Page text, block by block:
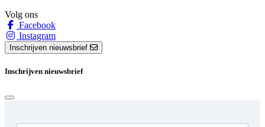
Volg ons
Facebook
Instagram
Inschrijven nieuwsbrief
Inschrijven nieuwsbrief